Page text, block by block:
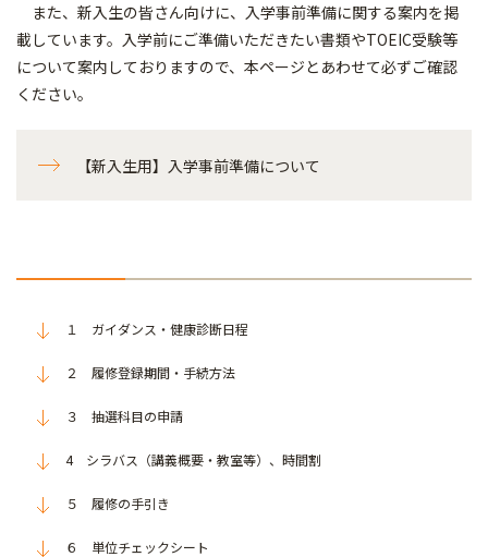
また、新入生の皆さん向けに、入学事前準備に関する案内を掲
載しています。入学前にご準備いただきたい書類やTOEIC受験等
について案内しておりますので、本ページとあわせて必ずご確認
ください。
【新入生用】入学事前準備について
１ ガイダンス・健康診断日程
２ 履修登録期間・手続方法
３ 抽選科目の申請
4 シラバス（講義概要・教室等）、時間割
５ 履修の手引き
６ 単位チェックシート